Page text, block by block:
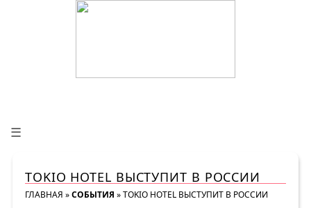
☰
TOKIO HOTEL ВЫСТУПИТ В РОССИИ
ГЛАВНАЯ »СОБЫТИЯ »TOKIO HOTEL ВЫСТУПИТ В РОССИИ